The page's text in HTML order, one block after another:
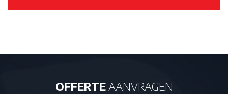
d
*
OFFERTEAANVRAGEN